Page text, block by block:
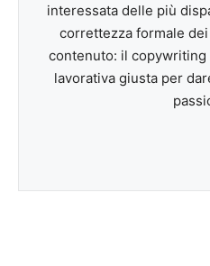
interessata delle più
correttezza formale
contenuto: il copywriting
lavorativa giusta per